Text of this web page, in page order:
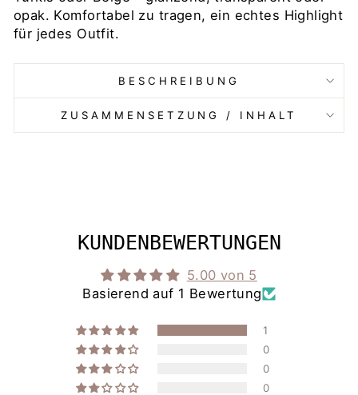
opak. Komfortabel zu tragen, ein echtes Highlight
für jedes Outfit.
BESCHREIBUNG
ZUSAMMENSETZUNG / INHALT
KUNDENBEWERTUNGEN
5.00 von 5
Basierend auf 1 Bewertung
1
0
0
0